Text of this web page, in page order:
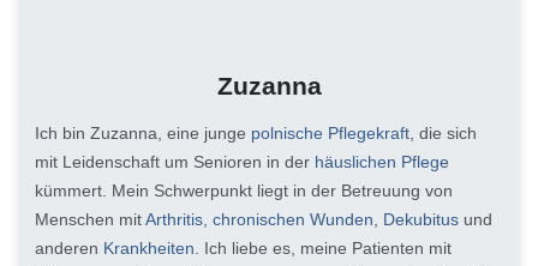
Zuzanna
Ich bin Zuzanna, eine junge polnische Pflegekraft, die sich
mit Leidenschaft um Senioren in der häuslichen Pflege
kümmert. Mein Schwerpunkt liegt in der Betreuung von
Menschen mitArthritis, chronischen Wunden, Dekubitus und
anderen Krankheiten. Ich liebe es, meine Patienten mit